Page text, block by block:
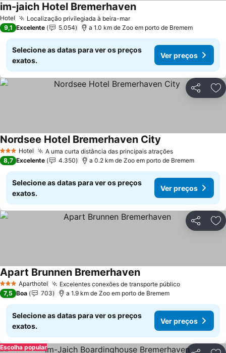
Hotel Localização privilegiada à beira-marVer preços
im-jaich Hotel BremerhavenVer preços
9,1 Excelente 5.054 a 1.0 km de Zoo em porto de Bremem
Selecione as datas para ver os preços
exatos.
Ver preços
Partilhar
3 EstrelasHotel A uma curta distância das principais atraçõesVer preços
Nordsee Hotel Bremerhaven City
8,7 Excelente 4.350 a 0.2 km de Zoo em porto de Bremem
Selecione as datas para ver os preços
exatos.
Ver preços
Partilhar
3 EstrelasAparthotel Excelentes conexões de transporte públicoVer preços
Apart Brunnen BremerhavenVer preços
7,5 Boa 703 a 1.9 km de Zoo em porto de Bremem
Selecione as datas para ver os preços
exatos.
Ver preços
Escolha popular